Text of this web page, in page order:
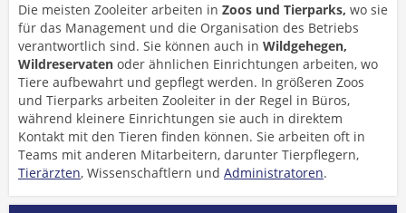
Die meisten Zooleiter arbeiten in Zoos und Tierparks, wo sie
für das Management und die Organisation des Betriebs
verantwortlich sind. Sie können auch in Wildgehegen,
Wildreservaten oder ähnlichen Einrichtungen arbeiten, wo
Tiere aufbewahrt und gepflegt werden. In größeren Zoos
und Tierparks arbeiten Zooleiter in der Regel in Büros,
während kleinere Einrichtungen sie auch in direktem
Kontakt mit den Tieren finden können. Sie arbeiten oft in
Teams mit anderen Mitarbeitern, darunter Tierpflegern,
Tierärzten, Wissenschaftlern und Administratoren.